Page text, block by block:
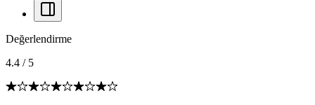
Değerlendirme
4.4 / 5